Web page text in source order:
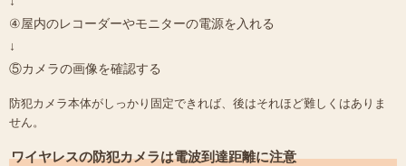
④屋内のレコーダーやモニターの電源を入れる
↓
⑤カメラの画像を確認する
防犯カメラ本体がしっかり固定できれば、後はそれほど難しくはありま
せん。
ワイヤレスの防犯カメラは電波到達距離に注意